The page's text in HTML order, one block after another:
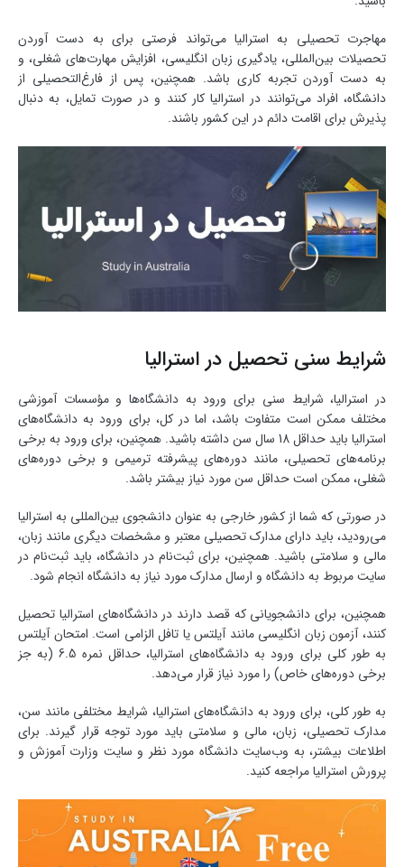
مهاجرت تحصیلی به استرالیا می‌تواند فرصتی برای به دست آوردن
تحصیلات بین‌المللی، یادگیری زبان انگلیسی، افزایش مهارت‌های شغلی، و
به دست آوردن تجربه کاری باشد. همچنین، پس از فارغ‌التحصیلی از
دانشگاه، افراد می‌توانند در استرالیا کار کنند و در صورت تمایل، به دنبال
پذیرش برای اقامت دائم در این کشور باشند.
شرایط سنی تحصیل در استرالیا
در استرالیا، شرایط سنی برای ورود به دانشگاه‌ها و مؤسسات آموزشی
مختلف ممکن است متفاوت باشد، اما در کل، برای ورود به دانشگاه‌های
استرالیا باید حداقل 18 سال سن داشته باشید. همچنین، برای ورود به برخی
برنامه‌های تحصیلی، مانند دوره‌های پیشرفته ترمیمی و برخی دوره‌های
شغلی، ممکن است حداقل سن مورد نیاز بیشتر باشد.
در صورتی که شما از کشور خارجی به عنوان دانشجوی بین‌المللی به استرالیا
می‌رودید، باید دارای مدارک تحصیلی معتبر و مشخصات دیگری مانند زبان،
مالی و سلامتی باشید. همچنین، برای ثبت‌نام در دانشگاه، باید ثبت‌نام در
سایت مربوط به دانشگاه و ارسال مدارک مورد نیاز به دانشگاه انجام شود.
همچنین، برای دانشجویانی که قصد دارند در دانشگاه‌های استرالیا تحصیل
کنند، آزمون زبان انگلیسی مانند آیلتس یا تافل الزامی است. امتحان آیلتس
به طور کلی برای ورود به دانشگاه‌های استرالیا، حداقل نمره 6.5 (به جز
برخی دوره‌های خاص) را مورد نیاز قرار می‌دهد.
به طور کلی، برای ورود به دانشگاه‌های استرالیا، شرایط مختلفی مانند سن،
مدارک تحصیلی، زبان، مالی و سلامتی باید مورد توجه قرار گیرند. برای
اطلاعات بیشتر، به وب‌سایت دانشگاه مورد نظر و سایت وزارت آموزش و
پرورش استرالیا مراجعه کنید.